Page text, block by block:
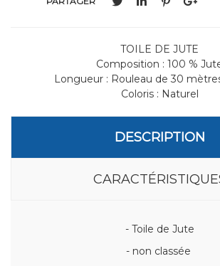
TOILE DE JUTE
Composition : 100 %
Longueur : Rouleau de 30
Coloris : Naturel
DESCRIPTION
- Toile de Jute
- non classée